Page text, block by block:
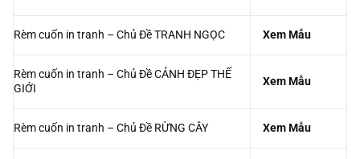
Rèm cuốn in tranh – Chủ Đề TRANH NGỌC Xem Mẫu
Rèm cuốn in tranh – Chủ Đề CẢNH ĐẸP THẾ
GIỚI
Xem Mẫu
Rèm cuốn in tranh – Chủ Đề RỪNG CÂY Xem Mẫu